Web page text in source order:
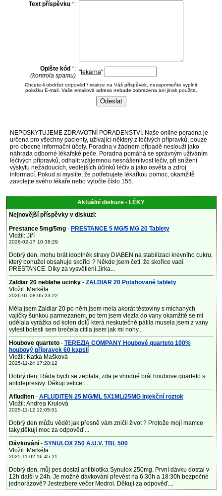
Text příspěvku *:
Opište kód *:
(kontrola spamu) " lekarna"
Chcete-li obdržet odpověď / reakce na Váš příspěvek, nezapomeňte vyplnit
položku E-mail. Vaše emailová adresa nebude zobrazena ani jinak použita.
NEPOSKYTUJEME ZDRAVOTNÍ PORADENSTVÍ. Naše online poradna je
určena pro všechny pacienty, užívající některý z léčivých přípravků, pouze
pro obecné informační účely. Poradna v žádném případě neslouží jako
náhrada odborné lékařské péče. Poradna pomáhá se správným užíváním
léčivých přípravků, odhalit vzájemnou nesnášenlivost léčiv, při snížení
výskytu nežádoucích, vedlejších účinků léčiv a jako osvěta a zdroj
informací. Pokud si myslíte, že potřebujete lékařkou pomoc, okamžitě
zavolejte svého lékaře nebo vytočte číslo 155.
Aktuální diskuze - LÉKY
Nejnovější příspěvky v diskuzi:
Prestance 5mg/5mg- PRESTANCE 5 MG/5 MG 20 Tablety
Vložil: Jiří
2026-02-17 10:38:29
Dobrý den, mohu brát idoplněk stravy DIABEN na stabilizaci krevního cukru,
který bohužel obsahuje skořici ? Někde jsem četl, že skořice vadí
PRESTANCE. Díky za vysvětlení.Jirka...
Zaldiar 20 neblahe ucinky- ZALDIAR 20 Potahované tablety
Vložil: Markéta
2026-01-08 05:23:22
Měla jsem Zaldiar 20 po něm jsem mela akorát těstoviny s míchaných
vajíčky šunkou parmezanem, po tem jsem vlezla do vany okamžitě se mi
udělala vyrážka od kolen dolů která neskutečně pálila musela jsem z vany
vylest bolesti sem brečela cítila jsem jak mi nohy...
Houbove quarteto- TEREZIA COMPANY Houbové quarteto 100%
houbový přípravek 60 kapslí
Vložil: Katka Mašková
2025-11-24 17:28:12
Dobrý den, Ráda bych se zeptala, zda je vhodné brát houbove quarteto s
antidepresivy. Děkuji velice ...
Afluditen- AFLUDITEN 25 MG/ML 5X1ML/25MG Injekční roztok
Vložil: Andrea Krulová
2025-11-12 12:05:01
Dobrý den můžu vědět jak přesně vám zničil život ? Protože mojí mamce
taky,děkuji moc za odpověď ...
Dávkování - SYNULOX 250 A.U.V. TBL 500
Vložil: Markéta
2025-11-02 16:45:21
Dobrý den, můj pes dostal antibiotika Synulox 250mg. První dávku dostal v
12h další v 24h. Je možné dávkování převést na 6:30h a 18:30h bezpečné
jednorázově? Jestezbere večer Medrol. Děkuji za odpověď....